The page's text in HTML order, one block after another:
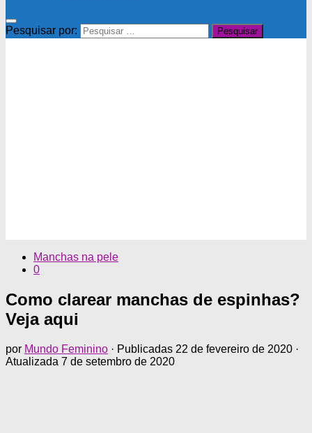
Pesquisar por:
Manchas na pele
0
Como clarear manchas de espinhas?
Veja aqui
por Mundo Feminino · Publicadas 22 de fevereiro de 2020 ·
Atualizada 7 de setembro de 2020